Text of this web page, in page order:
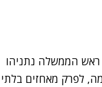
ראש הממשלה נתניהו
לפרק מאחזים בלתי